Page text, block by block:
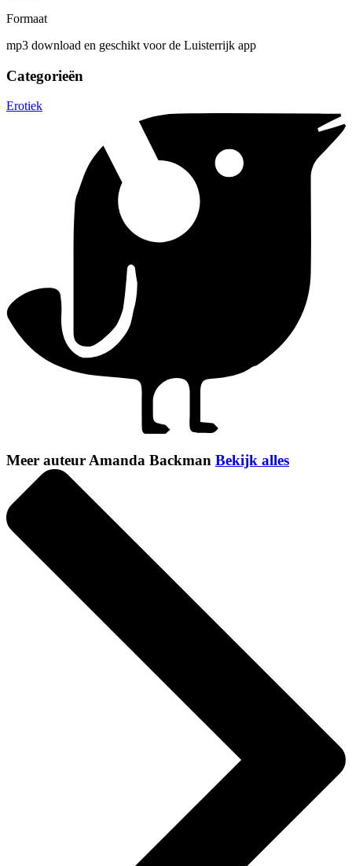
Formaat
mp3 download en geschikt voor de Luisterrijk app
Categorieën
Erotiek
Meer auteur Amanda Backman Bekijk alles